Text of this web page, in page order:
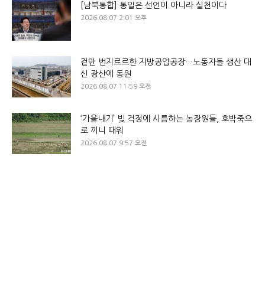
[남북통합] 통일은 선언이 아니라 실천이다
2026.08.07 2:01 오후
겉만 번지르르한 지방공업공장…노동자들 생산 대
신 광산에 동원
2026.08.07 11:59 오전
‘가을내기’ 빚 걱정에 시름하는 농장원들, 호박죽으
로 끼니 때워
2026.08.07 9:57 오전